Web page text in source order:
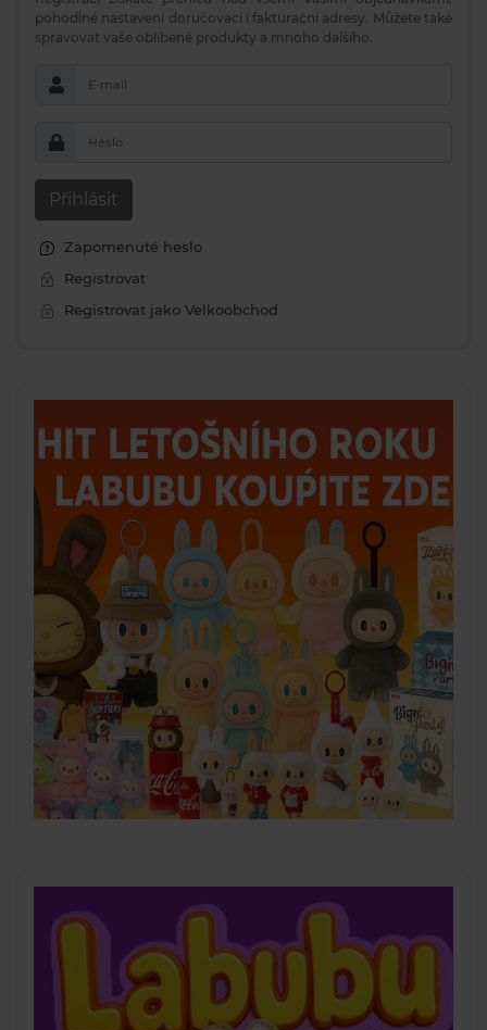
pohodlné nastavení doručovací i fakturační adresy. Můžete také
spravovat vaše oblíbené produkty a mnoho dalšího.
E-mail
Heslo
Přihlásit
Zapomenuté heslo
Registrovat
Registrovat jako Velkoobchod